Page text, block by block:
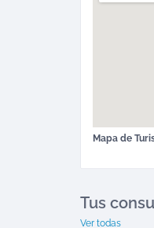
Mapa de
Tus
Ver todas